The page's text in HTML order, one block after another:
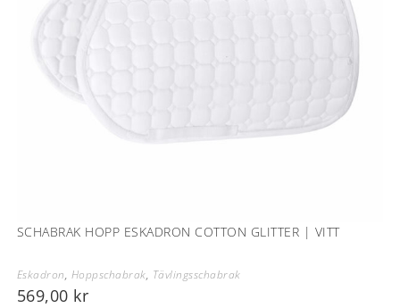
SCHABRAK HOPP ESKADRON COTTON GLITTER | VITT
Eskadron, Hoppschabrak, Tävlingsschabrak
569,00 kr